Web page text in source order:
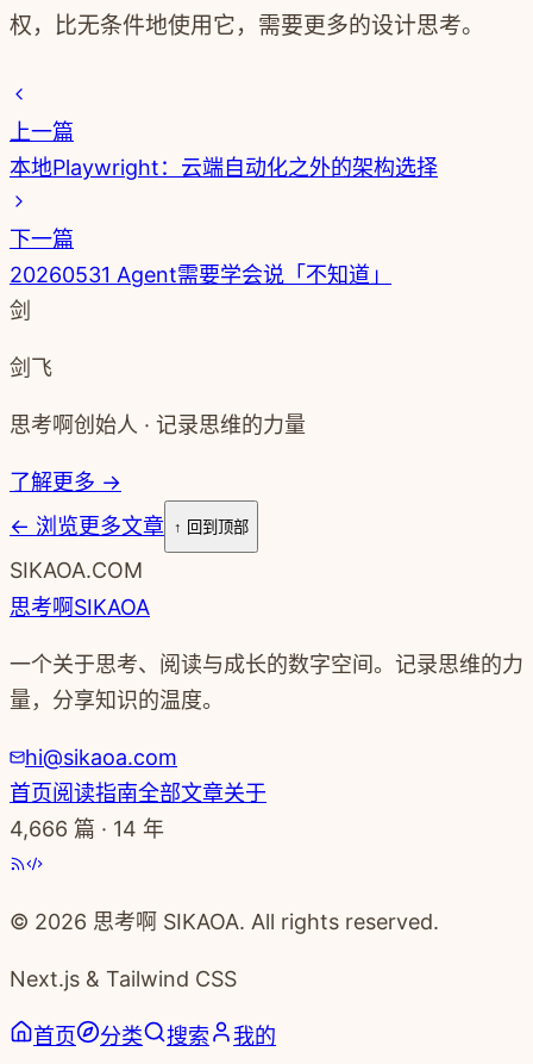
权，比无条件地使用它，需要更多的设计思考。
上一篇
本地Playwright：云端自动化之外的架构选择
下一篇
20260531 Agent需要学会说「不知道」
剑
剑飞
思考啊创始人 · 记录思维的力量
了解更多 →
← 浏览更多文章 ↑ 回到顶部
SIKAOA.COM
思考啊SIKAOA
一个关于思考、阅读与成长的数字空间。记录思维的力
量，分享知识的温度。
hi@sikaoa.com
首页阅读指南全部文章关于
4,666 篇 · 14 年
© 2026 思考啊 SIKAOA. All rights reserved.
Next.js & Tailwind CSS
首页 分类 搜索 我的